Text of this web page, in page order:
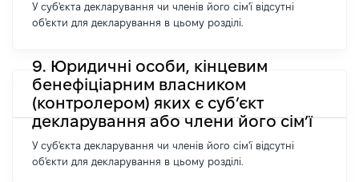
У суб'єкта декларування чи членів його сім'ї відсутні
об'єкти для декларування в цьому розділі.
9. Юридичні особи, кінцевим
бенефіціарним власником
(контролером) яких є суб’єкт
декларування або члени його сім’ї
У суб'єкта декларування чи членів його сім'ї відсутні
об'єкти для декларування в цьому розділі.